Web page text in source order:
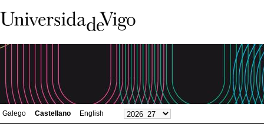
Galego Castellano English